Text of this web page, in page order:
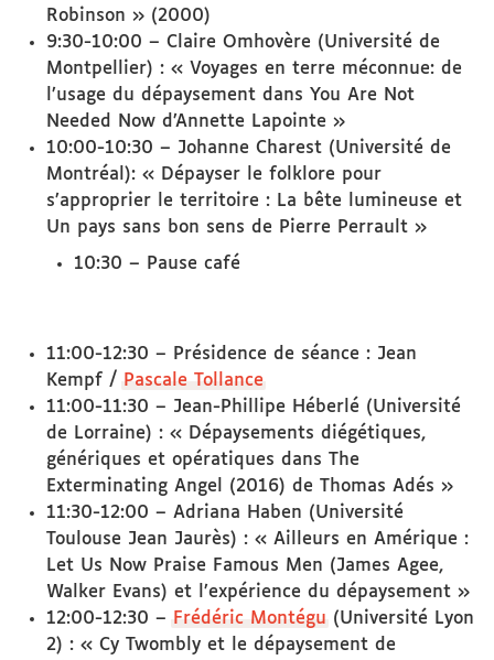
Robinson » (2000)
9:30-10:00 – Claire Omhovère (Université de
Montpellier) : « Voyages en terre méconnue: de
l’usage du dépaysement dans You Are Not
Needed Now d’Annette Lapointe »
10:00-10:30 – Johanne Charest (Université de
Montréal): « Dépayser le folklore pour
s’approprier le territoire : La bête lumineuse et
Un pays sans bon sens de Pierre Perrault »
10:30 – Pause café
11:00-12:30 – Présidence de séance : Jean
Kempf / Pascale Tollance
11:00-11:30 – Jean-Phillipe Héberlé (Université
de Lorraine) : « Dépaysements diégétiques,
génériques et opératiques dans The
Exterminating Angel (2016) de Thomas Adés »
11:30-12:00 – Adriana Haben (Université
Toulouse Jean Jaurès) : « Ailleurs en Amérique :
Let Us Now Praise Famous Men (James Agee,
Walker Evans) et l’expérience du dépaysement »
12:00-12:30 – Frédéric Montégu (Université Lyon
2) : « Cy Twombly et le dépaysement de